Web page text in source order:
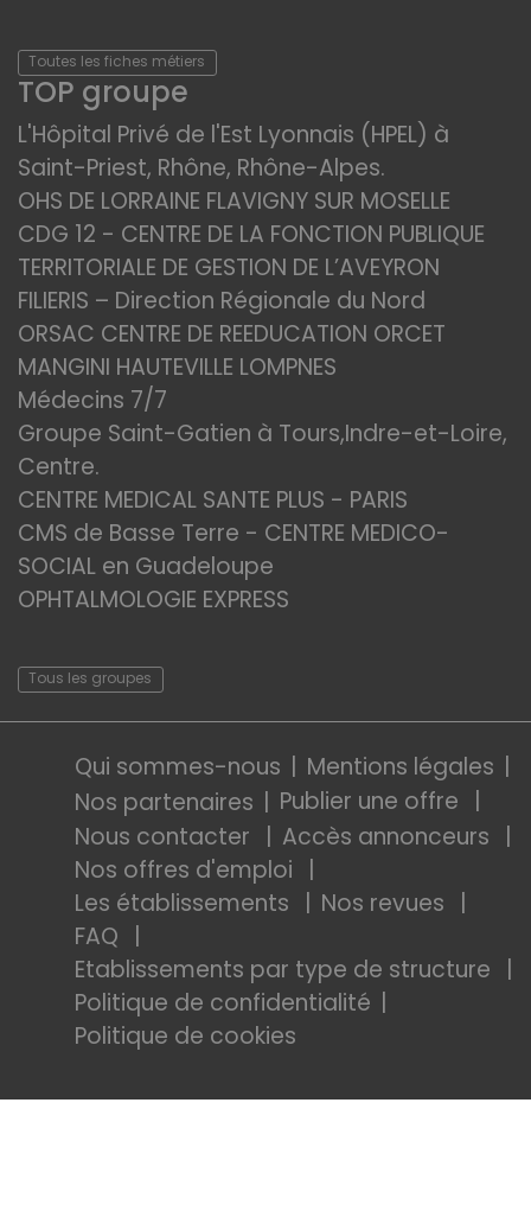
Toutes les fiches métiers
TOP groupe
L'Hôpital Privé de l'Est Lyonnais (HPEL) à
Saint-Priest, Rhône, Rhône-Alpes.
OHS DE LORRAINE FLAVIGNY SUR MOSELLE
CDG 12 - CENTRE DE LA FONCTION PUBLIQUE
TERRITORIALE DE GESTION DE L’AVEYRON
FILIERIS – Direction Régionale du Nord
ORSAC CENTRE DE REEDUCATION ORCET
MANGINI HAUTEVILLE LOMPNES
Médecins 7/7
Groupe Saint-Gatien à Tours,Indre-et-Loire,
Centre.
CENTRE MEDICAL SANTE PLUS - PARIS
CMS de Basse Terre - CENTRE MEDICO-
SOCIAL en Guadeloupe
OPHTALMOLOGIE EXPRESS
Tous les groupes
Qui sommes-nous
Mentions légales
Nos partenaires
Publier une offre
Nous contacter
Accès annonceurs
Nos offres d'emploi
Les établissements
Nos revues
FAQ
Etablissements par type de structure
Politique de confidentialité
Politique de cookies